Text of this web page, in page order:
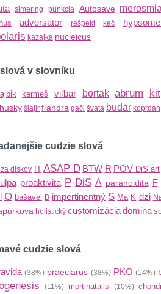
simering punkcia Autosave merosmia
adversator rešpekt keč
kazajka nucleicus
v slovníku
kermeš viľbar bortak abrum kit
šlajir fľandra gači švata budar koprdan
cudzie slová
diskov IT ASAP D BTW R POV DiS.art
proaktivita P DiS A paranoidita F
O bašavel B impertinentný S Ma K dzi
holistický customizáciadomina
cudzie slová
(38%) praeclarus (38%) PKO (14%)
(11%) mortinatalis (10%)